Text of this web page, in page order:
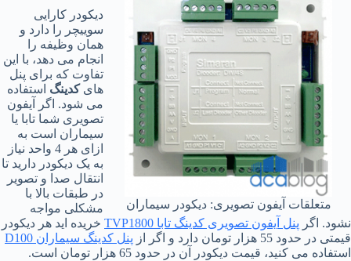
متعلقات آیفون تصویری: دیکودر سیماران
دیکودر کارایی
سوییچر را دارد و
همان وظیفه را
انجام می دهد، با این
تفاوت که برای پنل
هایکدینگ استفاده
می شود. اگر آیفون
تصویری شما تابا یا
سیماران است به
ازای هر 4 واحد نیاز
به یک دیکودر دارید تا
انتقال صدا و تصویر
در طبقات بالا با
مشکلی مواجه
نشود. اگر پنل آیفون تصویری کدینگ تابا TVP1800
خریده اید هر دیکودر
قیمتی در حدود 55 هزار تومان دارد و اگر از
پنل کدینگ سیماران D100
استفاده می کنید، قیمت دیکودر آن در حدود 65 هزار تومان است.